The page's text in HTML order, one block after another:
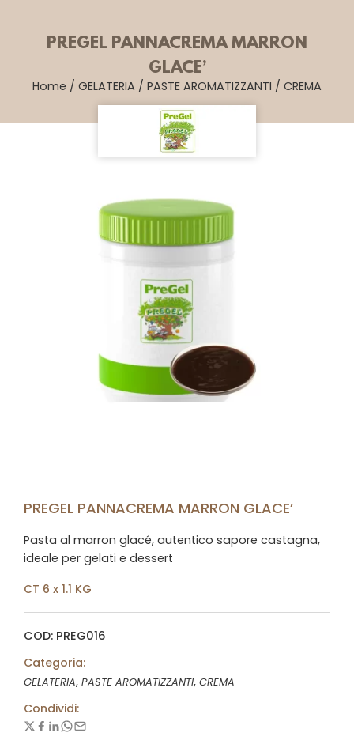
PREGEL PANNACREMA MARRON
GLACE’
Home / GELATERIA / PASTE AROMATIZZANTI / CREMA
PREGEL PANNACREMA MARRON GLACE’
Pasta al marron glacé, autentico sapore castagna,
ideale per gelati e dessert
CT 6 x 1.1 KG
COD: PREG016
Categoria:
GELATERIA, PASTE AROMATIZZANTI, CREMA
Condividi: